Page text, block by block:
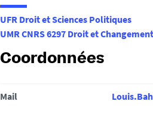
UFR Droit et Sciences Politiques
UMR CNRS 6297 Droit et
Coordonnées
Mail